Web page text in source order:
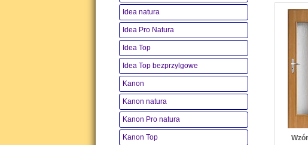
Idea natura
Idea Pro Natura
Idea Top
Idea Top bezprzylgowe
Kanon
Kanon natura
Kanon Pro natura
Kanon Top